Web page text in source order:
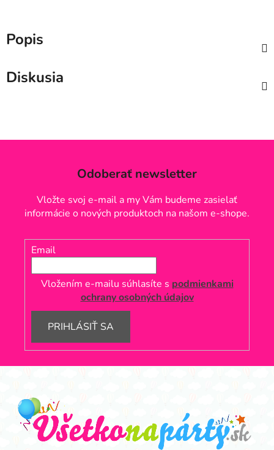
Popis
Diskusia
Odoberať newsletter
Vložte svoj e-mail a my Vám budeme zasielať
informácie o nových produktoch na našom e-shope.
Email
Vložením e-mailu súhlasíte s podmienkami
ochrany osobných údajov
PRIHLÁSIŤ SA
Z